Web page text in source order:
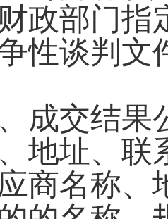
政部门
性谈判文
交结果公
地址、联
商名称、